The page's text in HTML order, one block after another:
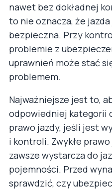
nawet bez dokładnej
to nie oznacza, że
bezpieczna. Przy
problemie z
uprawnień może stać
problemem.
Najważniejsze jest to,
odpowiedniej kategorii
prawo jazdy, jeśli jest
i kontroli. Zwykłe
zawsze wystarcza do
pojemności. Przed
sprawdzić, czy